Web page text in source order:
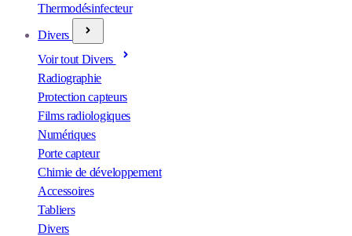
Thermodésinfecteur
Divers
Voir tout Divers
Radiographie
Protection capteurs
Films radiologiques
Numériques
Porte capteur
Chimie de développement
Accessoires
Tabliers
Divers